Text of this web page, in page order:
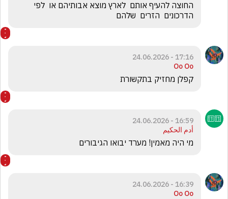
הדרכונים  הזרים  שלהם
17:16 - 24.06.2026
Oo Oo
קפלן מחזיק בתקשורת
16:59 - 24.06.2026
أدم الحكيم
מי היה מאמין! מערד יבואו הגיבורים
16:39 - 24.06.2026
Oo Oo